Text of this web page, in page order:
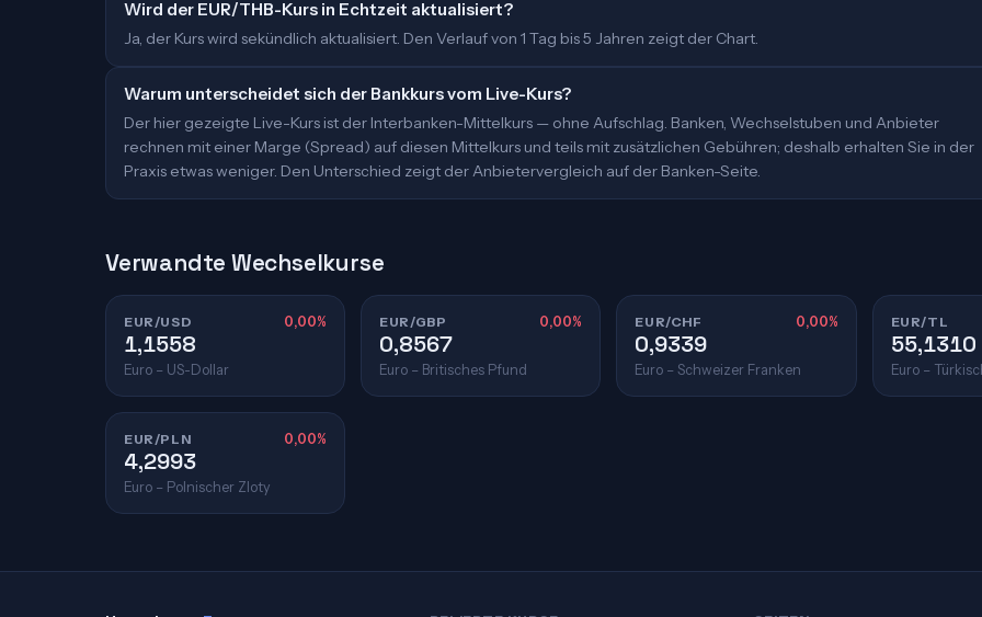
Wird der EUR/THB-Kurs in Echtzeit aktualisiert?
Ja, der Kurs wird sekündlich aktualisiert. Den Verlauf von 1 Tag bis 5 Jahren zeigt der Chart.
Warum unterscheidet sich der Bankkurs vom Live-Kurs?
Der hier gezeigte Live-Kurs ist der Interbanken-Mittelkurs — ohne Aufschlag. Banken, Wechselstuben und Anbieter
rechnen mit einer Marge (Spread) auf diesen Mittelkurs und teils mit zusätzlichen Gebühren; deshalb erhalten Sie in der
Praxis etwas weniger. Den Unterschied zeigt der Anbietervergleich auf der Banken-Seite.
Verwandte Wechselkurse
EUR/USD 0,00%
1,1558
Euro – US-Dollar
EUR/GBP 0,00%
0,8567
Euro – Britisches Pfund
EUR/CHF 0,00%
0,9339
Euro – Schweizer Franken
EUR/TL
55,1310
Euro –
EUR/PLN 0,00%
4,2993
Euro – Polnischer Zloty